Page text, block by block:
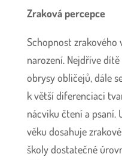
Zraková percepce
Schopnost zrakového
narození. Nejdříve
obrysy obličejů, dále
k větší diferenciaci
nácviku čtení a psaní.
věku dosahuje
školy dostatečné